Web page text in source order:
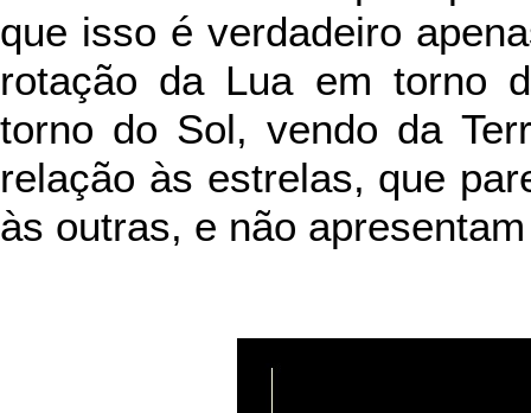
que isso é verdadeiro
rotação da Lua em torno
torno do Sol, vendo da
relação às estrelas, que
às outras, e não